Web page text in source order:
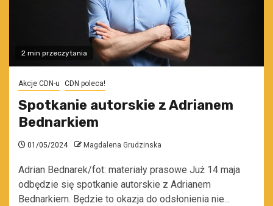
2 min przeczytania
Akcje CDN-u CDN poleca!
Spotkanie autorskie z Adrianem
Bednarkiem
01/05/2024 Magdalena Grudzinska
Adrian Bednarek/fot: materiały prasowe Już 14 maja
odbędzie się spotkanie autorskie z Adrianem
Bednarkiem. Będzie to okazja do odsłonienia nie...